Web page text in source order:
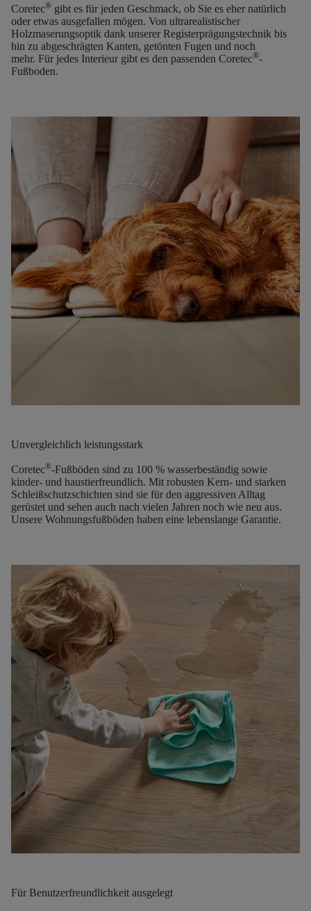
Coretec® gibt es für jeden Geschmack, ob Sie es eher natürlich
oder etwas ausgefallen mögen. Von ultrarealistischer
Holzmaserungsoptik dank unserer Registerprägungstechnik bis
hin zu abgeschrägten Kanten, getönten Fugen und noch
mehr. Für jedes Interieur gibt es den passenden Coretec®-
Fußboden.
Unvergleichlich leistungsstark
Coretec®-Fußböden sind zu 100 % wasserbeständig sowie
kinder- und haustierfreundlich. Mit robusten Kern- und starken
Schleißschutzschichten sind sie für den aggressiven Alltag
gerüstet und sehen auch nach vielen Jahren noch wie neu aus.
Unsere Wohnungsfußböden haben eine lebenslange Garantie.
Für Benutzerfreundlichkeit ausgelegt